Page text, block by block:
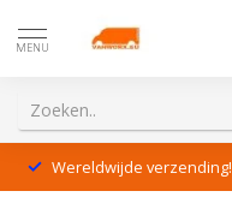
MENU
Wereldwijde verzending!